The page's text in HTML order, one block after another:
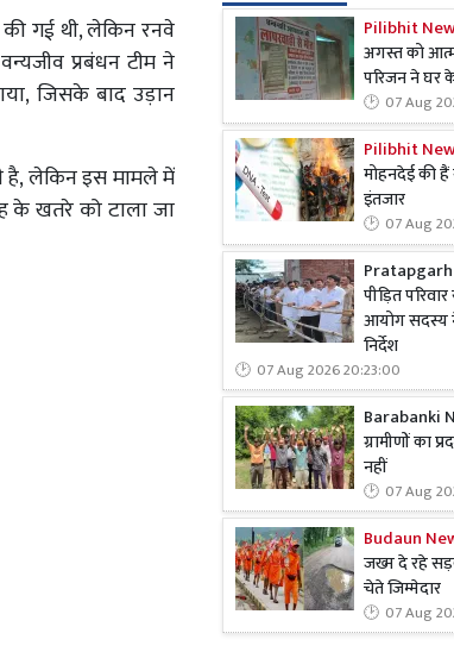
की गई थी, लेकिन रनवे
प्रबंधन टीम ने
जिसके बाद उड़ान
है, लेकिन इस मामले में
के खतरे को टाला जा
Pilibhit
अगस्त को
परिजन ने घर
07 Aug
Pilibhit
मोहनदेई की हैं
इंतजार
07 Aug
पीड़ित
आयोग सदस्य
निर्देश
07 Aug 2026 20:23:00
Barabanki
ग्रामीणों का
नहीं
07 Aug
Budaun
जख्म दे रहे
चेते जिम्मेदार
07 Aug